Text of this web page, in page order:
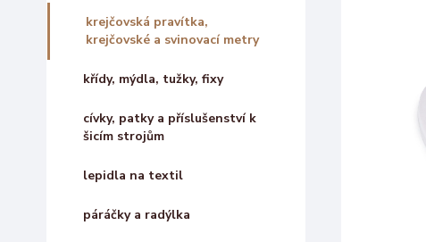
krejčovská pravítka,
krejčovské a svinovací metry
křídy, mýdla, tužky, fixy
cívky, patky a příslušenství k
šicím strojům
lepidla na textil
páráčky a radýlka